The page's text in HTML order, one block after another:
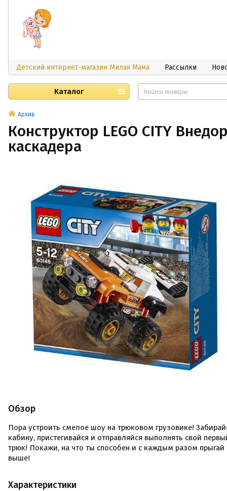
Детский интернет-магазин Милая Мама Рассылки
Каталог
Архив
Конструктор LEGO CITY
каскадера
Обзор
Пора устроить смелое шоу на трюковом грузовике!
кабину, пристегивайся и отправляйся выполнять свой
трюк! Покажи, на что ты способен и с каждым разом прыгай
выше!
Характеристики